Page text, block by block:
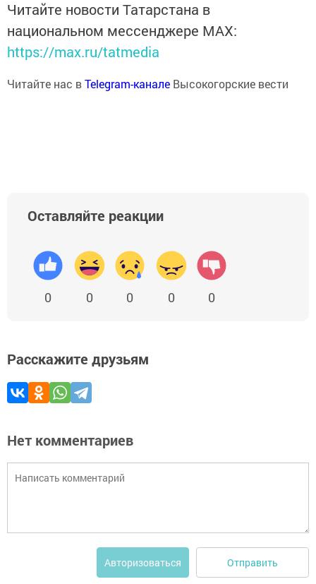
Читайте новости Татарстана в
национальном мессенджере MАХ:
https://max.ru/tatmedia
Читайте нас вTelegram-канале Высокогорские вести
Оставляйте реакции
0 0 0 0 0
Расскажите друзьям
Нет комментариев
Авторизоваться Отправить